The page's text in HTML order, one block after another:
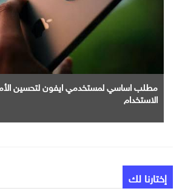
مطلب اساسي لمستخدمي ايفون لتحسين
الاستخدام
إختارنا لك